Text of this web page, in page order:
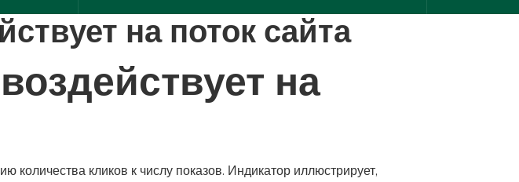
на поток сайта
на
количества кликов к числу показов. Индикатор иллюстрирует,